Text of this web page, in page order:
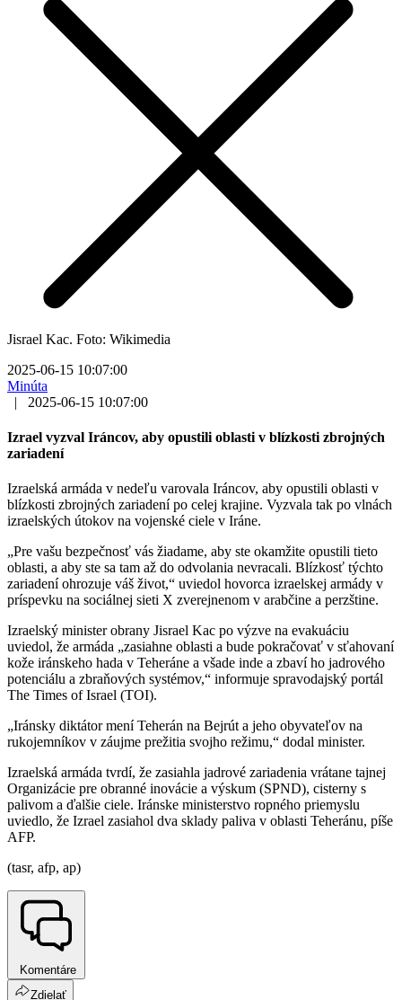
Jisrael Kac. Foto: Wikimedia
2025-06-15 10:07:00
Minúta
|
2025-06-15 10:07:00
Izrael vyzval Iráncov, aby opustili oblasti v blízkosti zbrojných
zariadení
Izraelská armáda v nedeľu varovala Iráncov, aby opustili oblasti v
blízkosti zbrojných zariadení po celej krajine. Vyzvala tak po vlnách
izraelských útokov na vojenské ciele v Iráne.
„Pre vašu bezpečnosť vás žiadame, aby ste okamžite opustili tieto
oblasti, a aby ste sa tam až do odvolania nevracali. Blízkosť týchto
zariadení ohrozuje váš život,“ uviedol hovorca izraelskej armády v
príspevku na sociálnej sieti X zverejnenom v arabčine a perzštine.
Izraelský minister obrany Jisrael Kac po výzve na evakuáciu
uviedol, že armáda „zasiahne oblasti a bude pokračovať v sťahovaní
kože iránskeho hada v Teheráne a všade inde a zbaví ho jadrového
potenciálu a zbraňových systémov,“ informuje spravodajský portál
The Times of Israel (TOI).
„Iránsky diktátor mení Teherán na Bejrút a jeho obyvateľov na
rukojemníkov v záujme prežitia svojho režimu,“ dodal minister.
Izraelská armáda tvrdí, že zasiahla jadrové zariadenia vrátane tajnej
Organizácie pre obranné inovácie a výskum (SPND), cisterny s
palivom a ďalšie ciele. Iránske ministerstvo ropného priemyslu
uviedlo, že Izrael zasiahol dva sklady paliva v oblasti Teheránu, píše
AFP.
(tasr, afp, ap)
Komentáre
Zdielať